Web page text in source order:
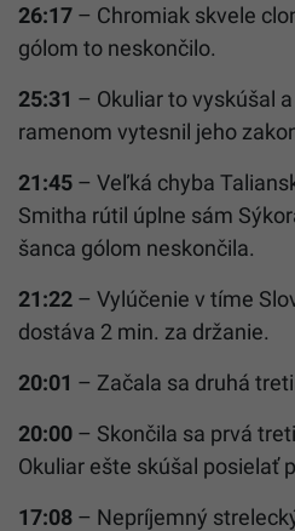
26:17 – Chromiak skvele
gólom to neskončilo.
25:31 – Okuliar to vyskúšal
ramenom vytesnil jeho
21:45 – Veľká chyba
Smitha rútil úplne sám
šanca gólom neskončila.
21:22 – Vylúčenie v tíme
dostáva 2 min. za držanie.
20:01 – Začala sa druhá
20:00 – Skončila sa prvá
Okuliar ešte skúšal posielať
17:08 – Nepríjemný